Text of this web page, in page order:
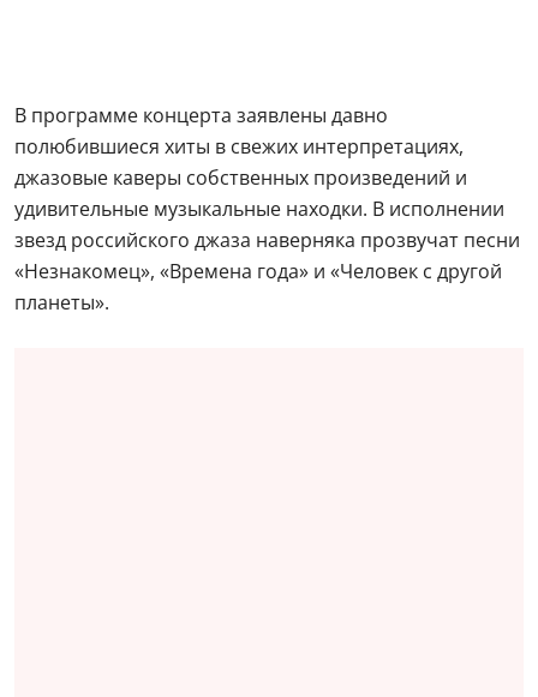
В программе концерта заявлены давно
полюбившиеся хиты в свежих интерпретациях,
джазовые каверы собственных произведений и
удивительные музыкальные находки. В исполнении
звезд российского джаза наверняка прозвучат песни
«Незнакомец», «Времена года» и «Человек с другой
планеты».